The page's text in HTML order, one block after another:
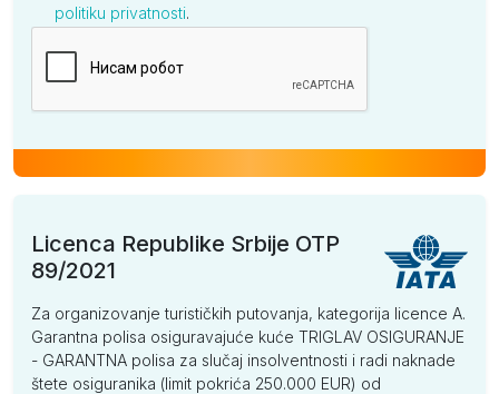
politiku privatnosti.
Licenca Republike Srbije OTP
89/2021
Za organizovanje turističkih putovanja, kategorija licence A.
Garantna polisa osiguravajuće kuće TRIGLAV OSIGURANJE
- GARANTNA polisa za slučaj insolventnosti i radi naknade
štete osiguranika (limit pokrića 250.000 EUR) od